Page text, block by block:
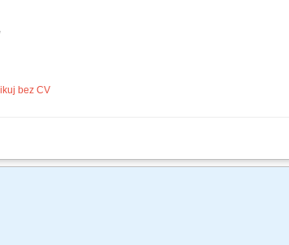
bez CV
i BHP; Koordynowanie działań sił własnych oraz